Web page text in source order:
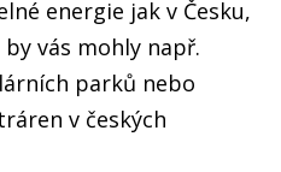
energie jak v Česku,
vás mohly např.
parků nebo
v českých